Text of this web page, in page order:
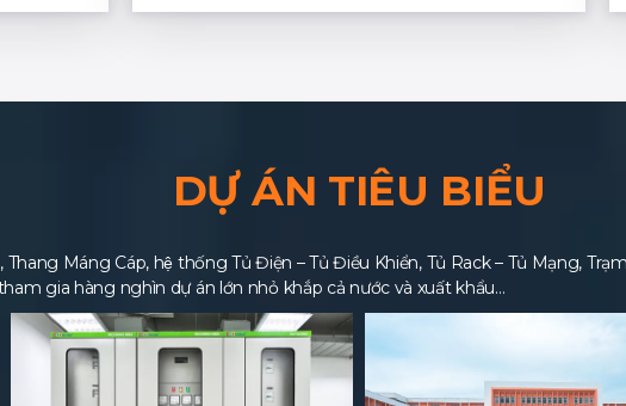
DỰ ÁN TIÊU BIỂU
Máng Cáp, hệ thống Tủ Điện – Tủ Điều Khiển, Tủ Rack – Tủ Mạng,
gia hàng nghìn dự án lớn nhỏ khắp cả nước và xuất khẩu…